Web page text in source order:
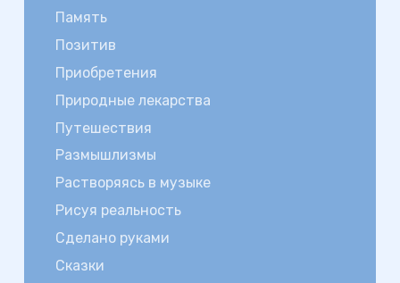
Память
Позитив
Приобретения
Природные лекарства
Путешествия
Размышлизмы
Растворяясь в музыке
Рисуя реальность
Сделано руками
Сказки